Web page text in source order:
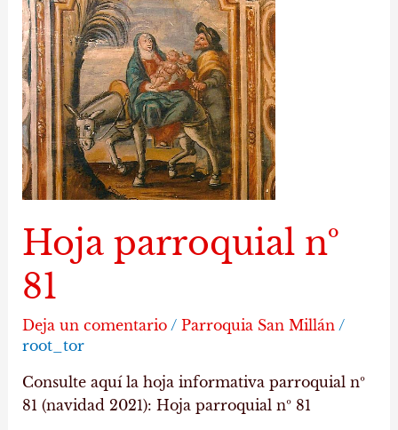
Hoja parroquial nº
81
Deja un comentario / Parroquia San Millán/
root_tor
Consulte aquí la hoja informativa parroquial nº
81 (navidad 2021): Hoja parroquial nº 81
Hoja
parroquial
nº
81